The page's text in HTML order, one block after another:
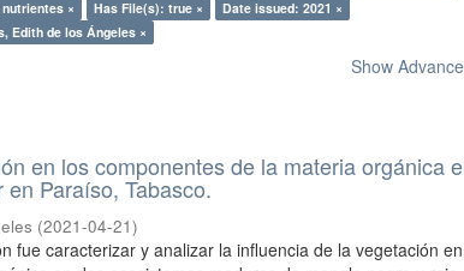
× Has File(s): true ×
Date issued: 2021 ×
Edith de los Ángeles ×
Show
en los componentes de la materia orgánica
Paraíso, Tabasco.
(2021-04-21)
fue caracterizar y analizar la influencia de la vegetación